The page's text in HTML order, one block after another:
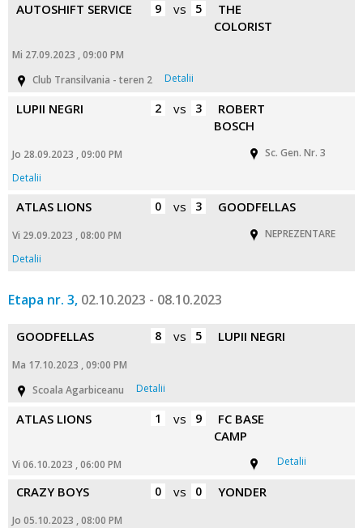
AUTOSHIFT SERVICE 9 vs 5
THE
COLORIST
Mi 27.09.2023 , 09:00 PM
Club Transilvania - teren 2
Detalii
LUPII NEGRI 2 vs 3
ROBERT
BOSCH
Jo 28.09.2023 , 09:00 PM
Sc. Gen. Nr. 3
Detalii
ATLAS LIONS 0 vs 3 GOODFELLAS
Vi 29.09.2023 , 08:00 PM
NEPREZENTARE
Detalii
Etapa nr. 3, 02.10.2023 - 08.10.2023
GOODFELLAS 8 vs 5 LUPII NEGRI
Ma 17.10.2023 , 09:00 PM
Scoala Agarbiceanu
Detalii
ATLAS LIONS 1 vs 9
FC BASE
CAMP
Vi 06.10.2023 , 06:00 PM Detalii
CRAZY BOYS 0 vs 0 YONDER
Jo 05.10.2023 , 08:00 PM